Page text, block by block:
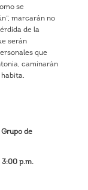
se
marcarán no
de la
serán
que
caminarán
de
3:00 p.m.